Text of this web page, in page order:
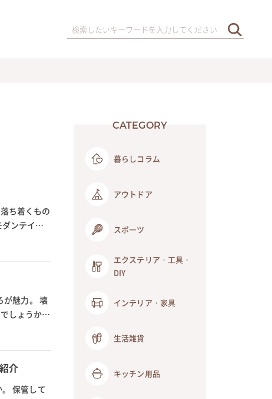
ち着くもの
ンテイス
が魅力。 壊
しょうか。
介
保管して
CATEGORY
暮らしコラム
アウトドア
スポーツ
エクステリア・工具・
DIY
インテリア・家具
生活雑貨
キッチン用品